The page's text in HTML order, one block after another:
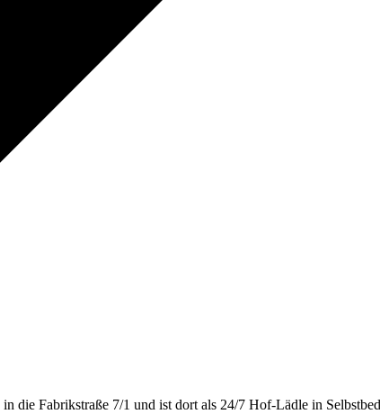
die Fabrikstraße 7/1 und ist dort als 24/7 Hof-Lädle in